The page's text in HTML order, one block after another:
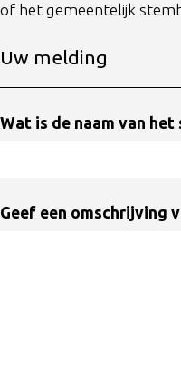
of het gemeentelijk
Uw melding
Wat is de naam van
Geef een omschrijving